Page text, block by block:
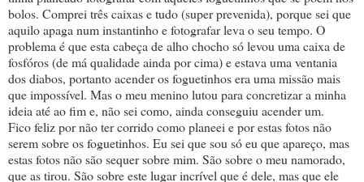
bolos. Comprei três caixas e tudo (super prevenida), porque sei que
aquilo apaga num instantinho e fotografar leva o seu tempo. O
problema é que esta cabeça de alho chocho só levou uma caixa de
fosfóros (de má qualidade ainda por cima) e estava uma ventania
dos diabos, portanto acender os foguetinhos era uma missão mais
que impossível. Mas o meu menino lutou para concretizar a minha
ideia até ao fim e, não sei como, ainda conseguiu acender um.
Fico feliz por não ter corrido como planeei e por estas fotos não
serem sobre os foguetinhos. Eu sei que sou só eu que apareço, mas
estas fotos não são sequer sobre mim. São sobre o meu namorado,
que as tirou. São sobre este lugar incrível que é dele, mas que ele